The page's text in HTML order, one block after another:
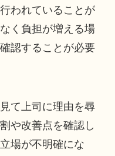
われていることが
く負担が増える場
認することが必要
て上司に理由を尋
や改善点を確認し
場が不明確にな